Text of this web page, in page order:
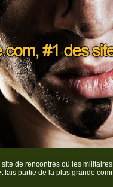
de rencontres où les
fais partie de la plus grande